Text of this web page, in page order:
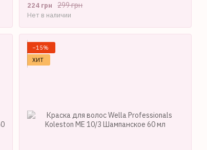
299 грн
224 грн
Нет в наличии
−15%
ХИТ